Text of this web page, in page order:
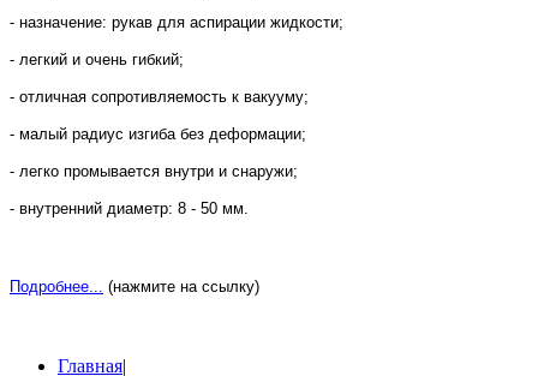
- назначение: рукав для аспирации жидкости;
- легкий и очень гибкий;
- отличная сопротивляемость к вакууму;
- малый радиус изгиба без деформации;
- легко промывается внутри и снаружи;
- внутренний диаметр: 8 - 50 мм.
Подробнее... (нажмите на ссылку)
Главная|